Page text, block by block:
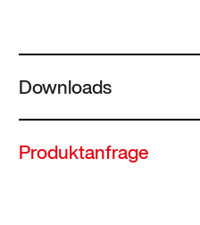
Downloads
Produktanfrage